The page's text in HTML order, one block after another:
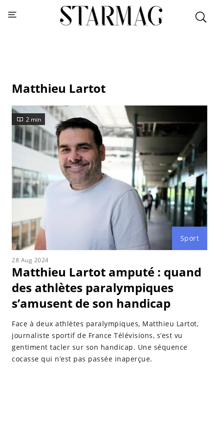
Matthieu Lartot
Sport
2 min
28 Aug 2024
Matthieu Lartot amputé : quand
des athlètes paralympiques
s’amusent de son handicap
Face à deux athlètes paralympiques, Matthieu Lartot,
journaliste sportif de France Télévisions, s’est vu
gentiment tacler sur son handicap. Une séquence
cocasse qui n’est pas passée inaperçue.